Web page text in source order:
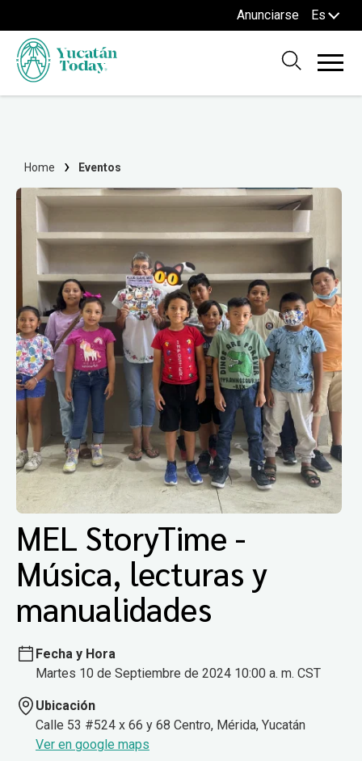
Anunciarse Es
Home Eventos
MEL StoryTime -
Música, lecturas y
manualidades
Fecha y Hora
Martes 10 de Septiembre de 2024 10:00 a. m. CST
Ubicación
Calle 53 #524 x 66 y 68 Centro, Mérida, Yucatán
Ver en google maps